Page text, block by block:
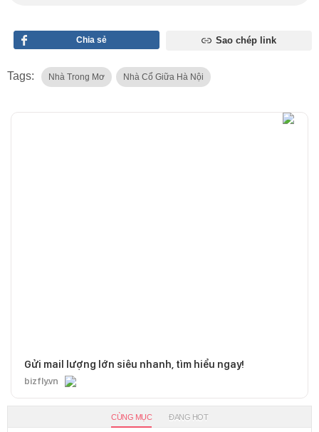
Chia sẻ Sao chép link
Tags: Nhà Trong Mơ Nhà Cổ Giữa Hà Nội
Gửi mail lượng lớn siêu nhanh, tìm hiểu ngay!
bizfly.vn
CÙNG MỤC ĐANG HOT